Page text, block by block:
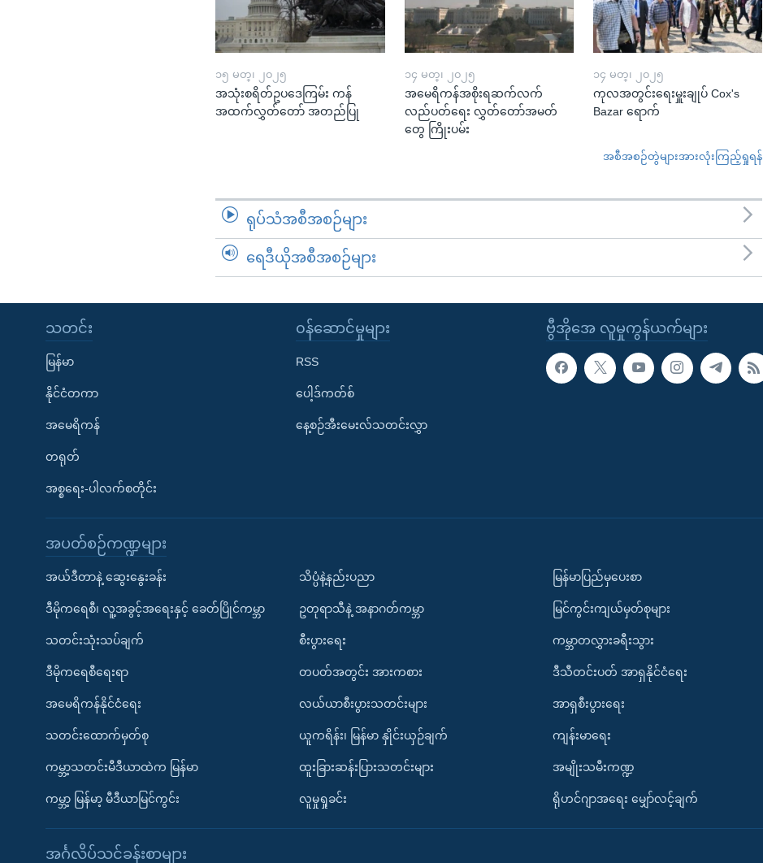
၁၅ မတ္၊ ၂၀၂၅
အသုံးစရိတ်ဥပဒေကြမ်း ကန်
အထက်လွှတ်တော် အတည်ပြု
၁၄ မတ္၊ ၂၀၂၅
အမေရိကန်အစိုးရဆက်လက်
လည်ပတ်ရေး လွှတ်တော်အမတ်
တွေ ကြိုးပမ်း
၁၄ မတ္၊ ၂၀၂၅
ကုလအတွင်းရေးမှူးချုပ် Cox's
Bazar ရောက်
အစီအစဉ်တွဲများအားလုံးကြည့်ရှုရန်
ရုပ်သံအစီအစဉ်များ
ရေဒီယိုအစီအစဉ်များ
ဗွီအိုအေ လူမှုကွန်ယက်များ
သတင်း
မြန်မာ
နိုင်ငံတကာ
အမေရိကန်
တရုတ်
အစ္စရေး-ပါလက်စတိုင်း
၀န်ဆောင်မှုများ
RSS
ပေါ့ဒ်ကတ်စ်
နေ့စဉ်အီးမေးလ်သတင်းလွှာ
အပတ်စဉ်ကဏ္ဍများ
အယ်ဒီတာနဲ့ ဆွေးနွေးခန်း
ဒီမိုကရေစီ၊ လူ့အခွင့်အရေးနှင့် ခေတ်ပြိုင်ကမ္ဘာ
သတင်းသုံးသပ်ချက်
ဒီမိုကရေစီရေးရာ
အမေရိကန်နိုင်ငံရေး
သတင်းထောက်မှတ်စု
ကမ္ဘာ့သတင်းမီဒီယာထဲက မြန်မာ
ကမ္ဘာ့ မြန်မာ့ မီဒီယာမြင်ကွင်း
သိပ္ပံနဲ့နည်းပညာ
ဥတုရာသီနဲ့ အနာဂတ်ကမ္ဘာ
စီးပွားရေး
တပတ်အတွင်း အားကစား
လယ်ယာစီးပွားသတင်းများ
ယူကရိန်း၊ မြန်မာ နှိုင်းယှဉ်ချက်
ထူးခြားဆန်းပြားသတင်းများ
လူမှုရှုခင်း
မြန်မာပြည်မှပေးစာ
မြင်ကွင်းကျယ်မှတ်စုများ
ကမ္ဘာတလွှားခရီးသွား
ဒီသီတင်းပတ် အာရှနိုင်ငံရေး
အာရှစီးပွားရေး
ကျန်းမာရေး
အမျိုးသမီးကဏ္ဍ
ရိုဟင်ဂျာအရေး မျှော်လင့်ချက်
အင်္ဂလိပ်သင်ခန်းစာများ